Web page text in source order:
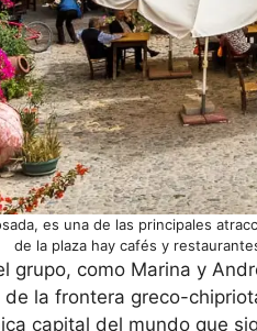
es una de las principales
de la plaza hay cafés y
grupo, como Marina y
de la frontera greco-
capital del mundo que